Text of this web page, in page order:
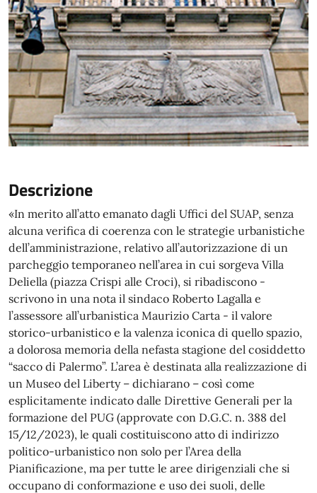
Descrizione
«In merito all’atto emanato dagli Uffici del SUAP, senza
alcuna verifica di coerenza con le strategie urbanistiche
dell’amministrazione, relativo all’autorizzazione di un
parcheggio temporaneo nell’area in cui sorgeva Villa
Deliella (piazza Crispi alle Croci), si ribadiscono -
scrivono in una nota il sindaco Roberto Lagalla e
l’assessore all’urbanistica Maurizio Carta - il valore
storico-urbanistico e la valenza iconica di quello spazio,
a dolorosa memoria della nefasta stagione del cosiddetto
“sacco di Palermo”. L’area è destinata alla realizzazione di
un Museo del Liberty – dichiarano – così come
esplicitamente indicato dalle Direttive Generali per la
formazione del PUG (approvate con D.G.C. n. 388 del
15/12/2023), le quali costituiscono atto di indirizzo
politico-urbanistico non solo per l’Area della
Pianificazione, ma per tutte le aree dirigenziali che si
occupano di conformazione e uso dei suoli, delle